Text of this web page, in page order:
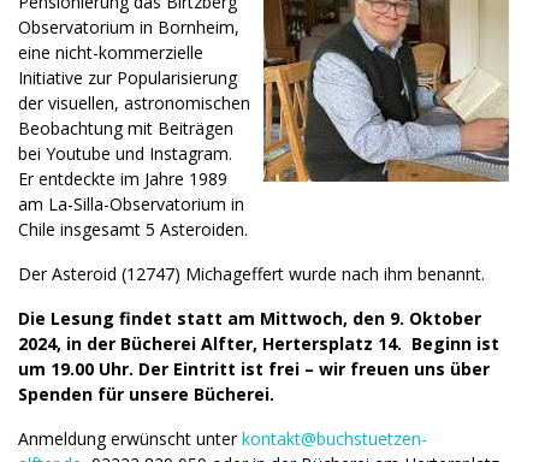
Observatorium in Bornheim,
eine nicht-kommerzielle
Initiative zur Popularisierung
der visuellen, astronomischen
Beobachtung mit Beiträgen
bei Youtube und Instagram.
Er entdeckte im Jahre 1989
am La-Silla-Observatorium in
Chile insgesamt 5 Asteroiden.
Der Asteroid (12747) Michageffert wurde nach ihm benannt.
Die Lesung findet statt am Mittwoch, den 9. Oktober
2024, in der Bücherei Alfter, Hertersplatz 14. Beginn ist
um 19.00 Uhr. Der Eintritt ist frei – wir freuen uns über
Spenden für unsere Bücherei.
Anmeldung erwünscht unterkontakt@buchstuetzen-